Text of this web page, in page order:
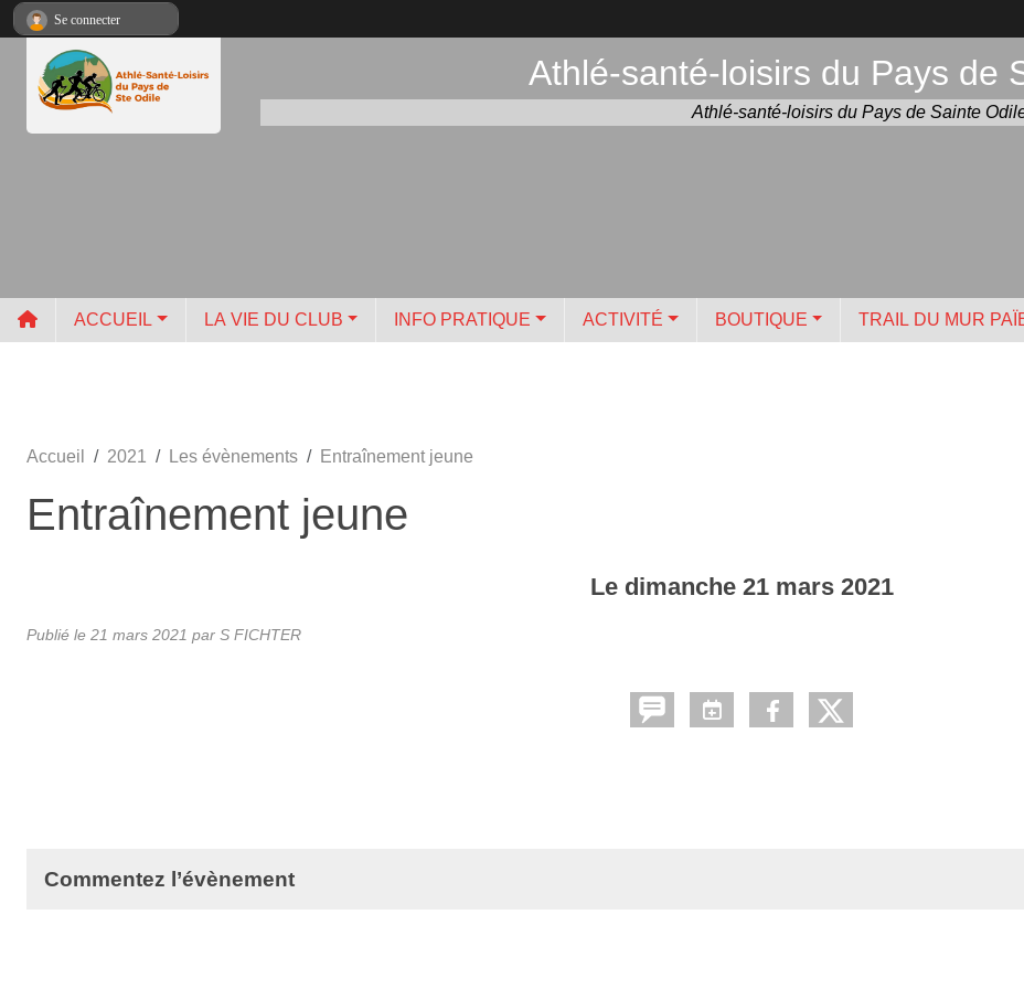
Athlé-santé-loisirs du Pays de
Athlé-santé-loisirs du Pays de Sainte
ACCUEIL LA VIE DU CLUB INFO PRATIQUE ACTIVITÉ BOUTIQUE TRAIL DU MUR
Accueil 2021 Les évènements Entraînement jeune
Entraînement jeune
Le dimanche 21 mars 2021
Publié le 21 mars 2021 par S FICHTER
Commentez l’évènement
Se connecter
Panneau de gestion des cookies